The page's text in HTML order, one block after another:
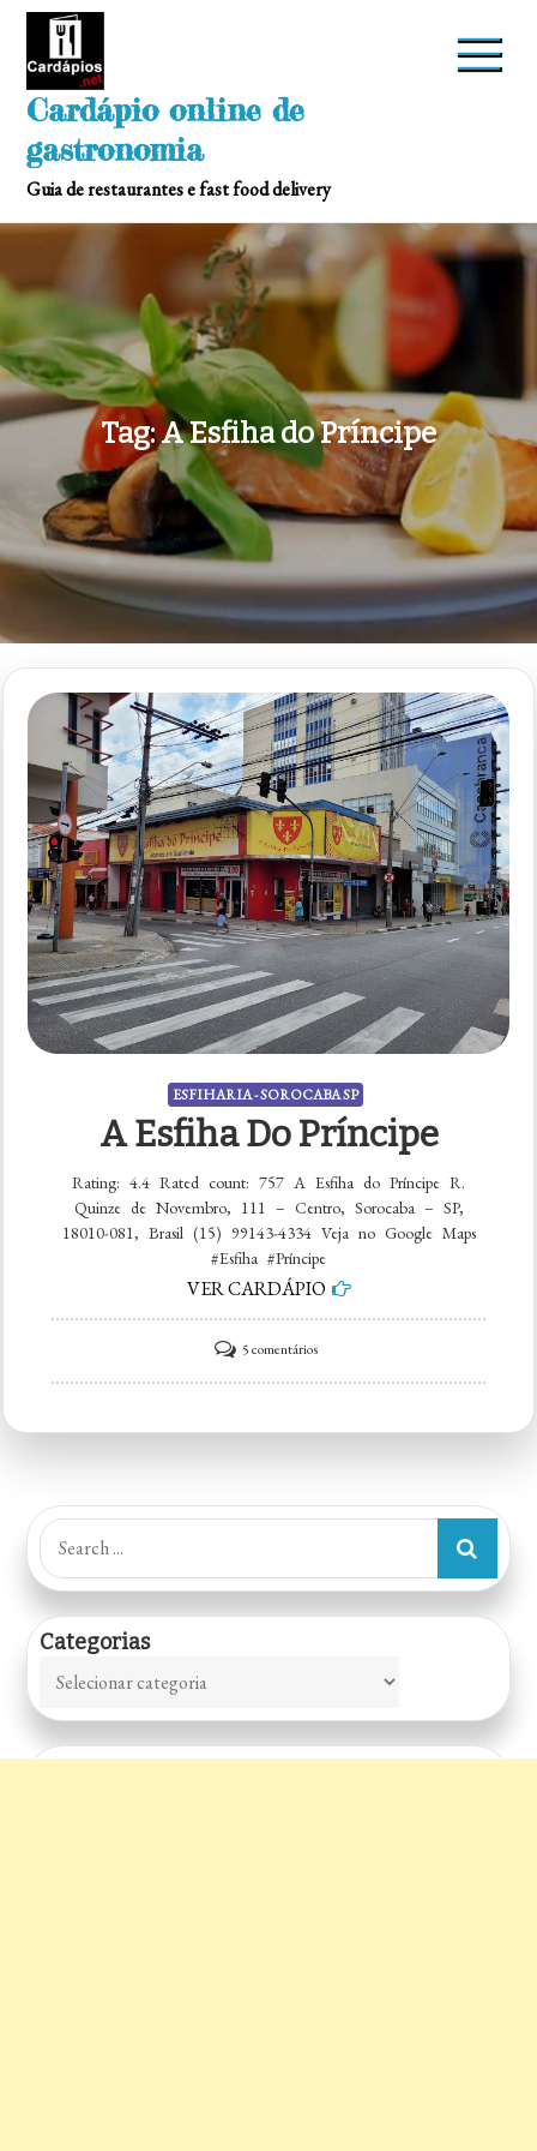
Skip
Cardápio online de
gastronomia
Guia de restaurantes e fast food delivery
Tag:A Esfiha do Príncipe
ESFIHARIA - SOROCABA SP
A Esfiha Do Príncipe
Rating: 4.4 Rated count: 757 A Esfiha do Príncipe R.
Quinze de Novembro, 111 – Centro, Sorocaba – SP,
18010-081, Brasil (15) 99143-4334 Veja no Google Maps
#Esfiha #Príncipe
VER CARDÁPIO
5 comentáriosem
A
Search
for:
Categorias
Categorias